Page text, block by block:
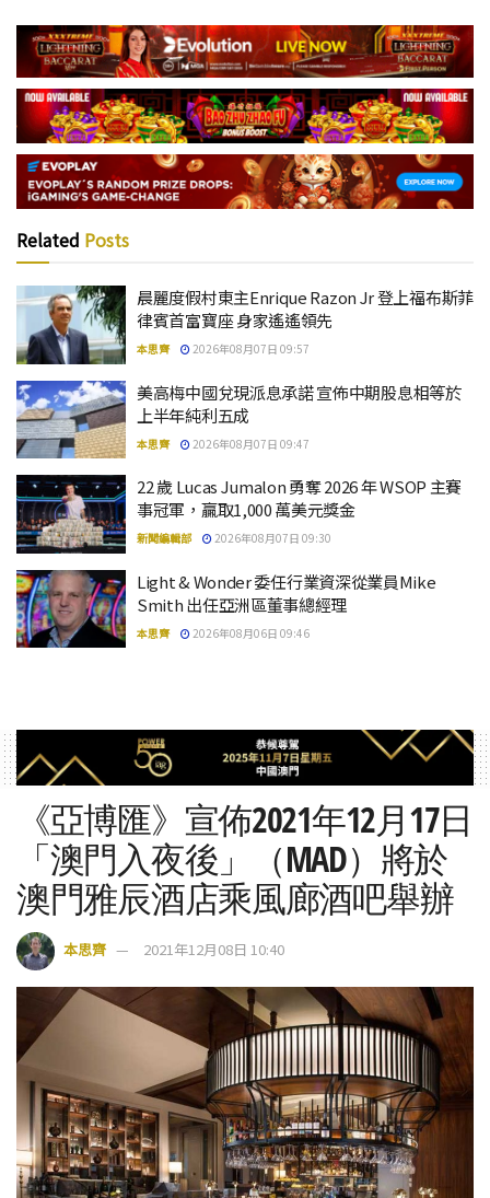
Related Posts
晨麗度假村東主Enrique Razon Jr 登上福布斯菲
律賓首富寶座 身家遙遙領先
本思齊 2026年08月07日 09:57
美高梅中國兌現派息承諾 宣佈中期股息相等於
上半年純利五成
本思齊 2026年08月07日 09:47
22 歲 Lucas Jumalon 勇奪 2026 年 WSOP 主賽
事冠軍，贏取1,000 萬美元獎金
新聞編輯部 2026年08月07日 09:30
Light & Wonder 委任行業資深從業員Mike
Smith 出任亞洲區董事總經理
本思齊 2026年08月06日 09:46
《亞博匯》宣佈2021年12月17日
「澳門入夜後」（MAD）將於
澳門雅辰酒店乘風廊酒吧舉辦
本思齊 2021年12月08日 10:40